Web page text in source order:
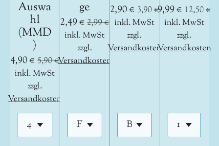
Auswa
hl
(MMD
)
4,90 € 5,90 €
inkl. MwSt
zzgl.
Versandkosten
ge
2,49 € 2,99 €
inkl. MwSt
zzgl.
Versandkosten
2,90 € 3,90 €
inkl. MwSt
zzgl.
Versandkosten
9,99 € 12,50 €
inkl. MwSt
zzgl.
Versandkosten